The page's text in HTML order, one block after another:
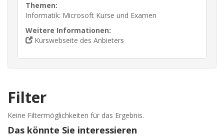
Themen:
Informatik: Microsoft Kurse und Examen
Weitere Informationen:
Kurswebseite des Anbieters
Filter
Keine Filtermöglichkeiten für das Ergebnis.
Das könnte Sie interessieren